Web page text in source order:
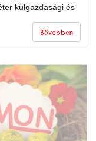
külgazdasági és
kapacitásuk
és
Bővebben